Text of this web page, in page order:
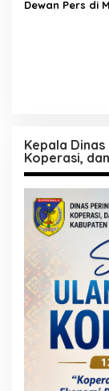
Dewan Pers di
Kepala
Koperasi,